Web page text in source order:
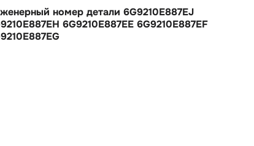
номер детали 6G9210E887EJ
6G9210E887EE 6G9210E887EF